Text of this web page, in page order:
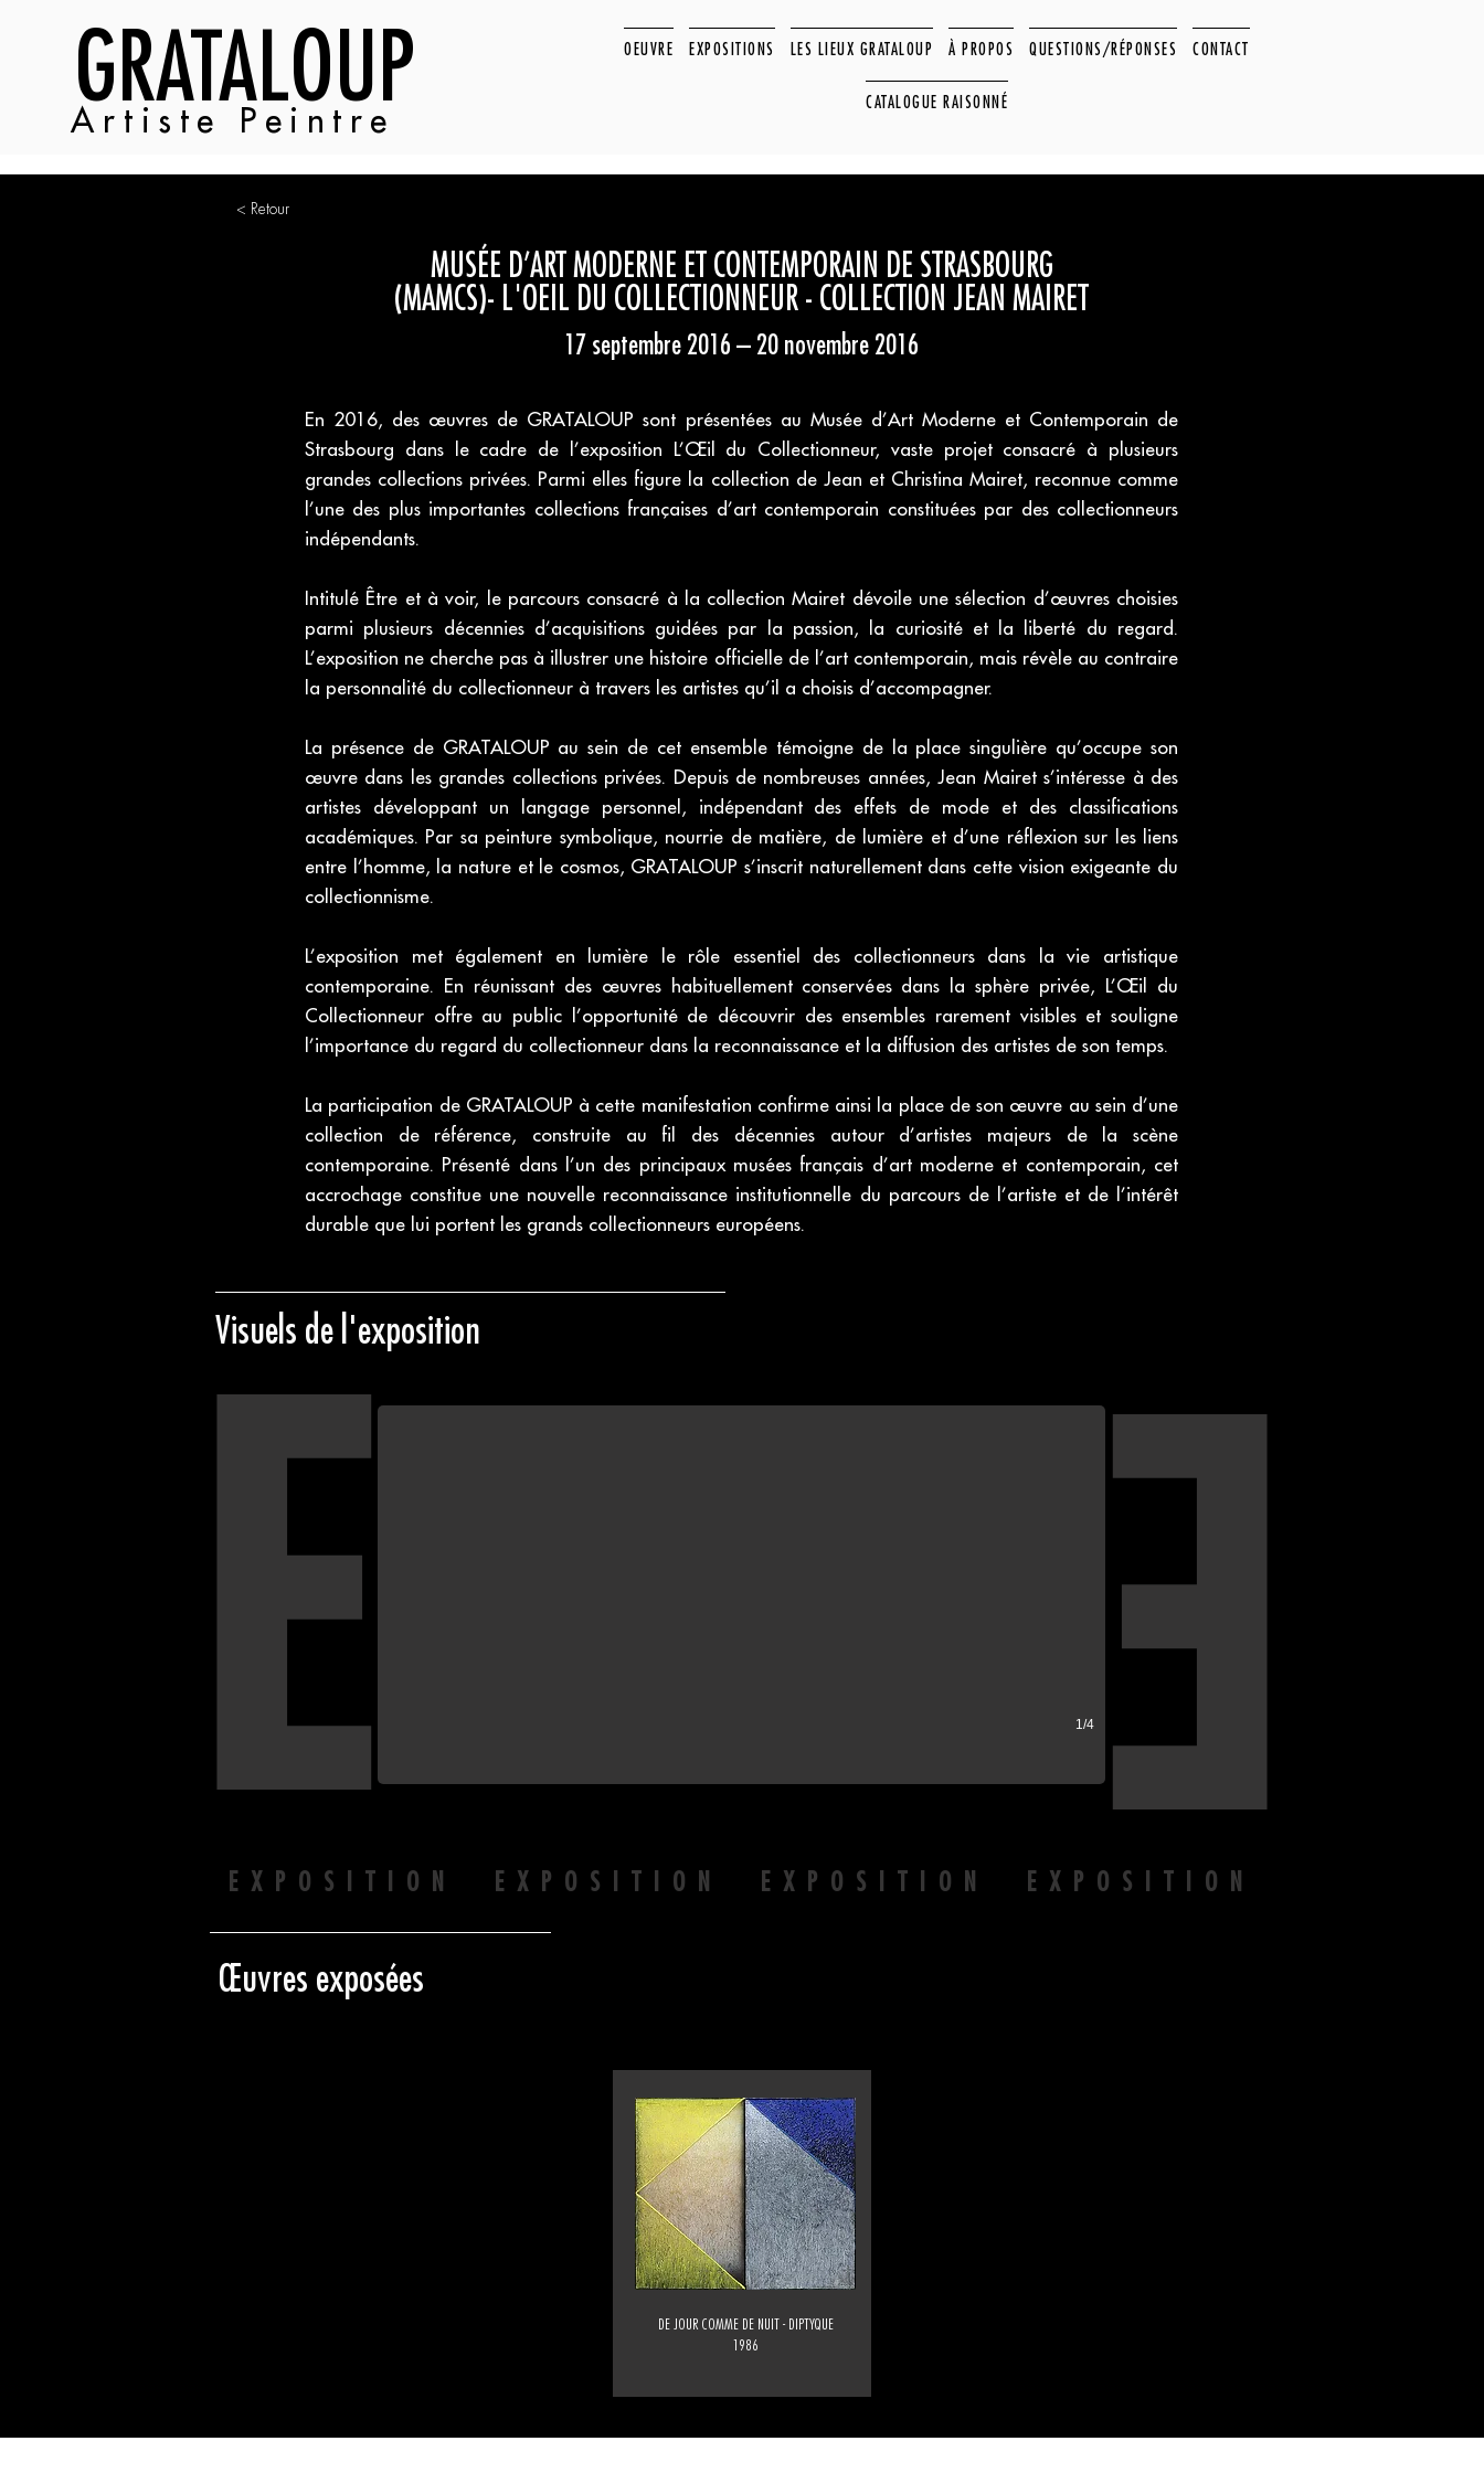
GRATALOUP
Artiste Peintre
OEUVRE EXPOSITIONS LES LIEUX GRATALOUP À PROPOS QUESTIONS/RÉPONSES CONTACT
CATALOGUE RAISONNÉ
< Retour
MUSÉE D’ART MODERNE ET CONTEMPORAIN DE STRASBOURG
(MAMCS)- L'OEIL DU COLLECTIONNEUR - COLLECTION JEAN MAIRET
17 septembre 2016 – 20 novembre 2016
En 2016, des œuvres de GRATALOUP sont présentées au Musée d’Art Moderne et Contemporain de
Strasbourg dans le cadre de l’exposition L’Œil du Collectionneur, vaste projet consacré à plusieurs
grandes collections privées. Parmi elles figure la collection de Jean et Christina Mairet, reconnue comme
l’une des plus importantes collections françaises d’art contemporain constituées par des collectionneurs
indépendants.
Intitulé Être et à voir, le parcours consacré à la collection Mairet dévoile une sélection d’œuvres choisies
parmi plusieurs décennies d’acquisitions guidées par la passion, la curiosité et la liberté du regard.
L’exposition ne cherche pas à illustrer une histoire officielle de l’art contemporain, mais révèle au contraire
la personnalité du collectionneur à travers les artistes qu’il a choisis d’accompagner.
La présence de GRATALOUP au sein de cet ensemble témoigne de la place singulière qu’occupe son
œuvre dans les grandes collections privées. Depuis de nombreuses années, Jean Mairet s’intéresse à des
artistes développant un langage personnel, indépendant des effets de mode et des classifications
académiques. Par sa peinture symbolique, nourrie de matière, de lumière et d’une réflexion sur les liens
entre l’homme, la nature et le cosmos, GRATALOUP s’inscrit naturellement dans cette vision exigeante du
collectionnisme.
L’exposition met également en lumière le rôle essentiel des collectionneurs dans la vie artistique
contemporaine. En réunissant des œuvres habituellement conservées dans la sphère privée, L’Œil du
Collectionneur offre au public l’opportunité de découvrir des ensembles rarement visibles et souligne
l’importance du regard du collectionneur dans la reconnaissance et la diffusion des artistes de son temps.
La participation de GRATALOUP à cette manifestation confirme ainsi la place de son œuvre au sein d’une
collection de référence, construite au fil des décennies autour d’artistes majeurs de la scène
contemporaine. Présenté dans l’un des principaux musées français d’art moderne et contemporain, cet
accrochage constitue une nouvelle reconnaissance institutionnelle du parcours de l’artiste et de l’intérêt
durable que lui portent les grands collectionneurs européens.
Visuels de l'exposition
E Affiche de l’exposition
1/4 E
EXPOSITION EXPOSITION EXPOSITION EXPOSITION
Œuvres exposées
DE JOUR COMME DE NUIT - DIPTYQUE
1986